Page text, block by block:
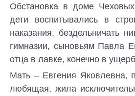
Обстановка в доме
дети воспитывались в
наказания, бездельничать
гимназии, сыновьям Павла
отца в лавке, конечно в
Мать – Евгения Яковлевна,
любящая, жила